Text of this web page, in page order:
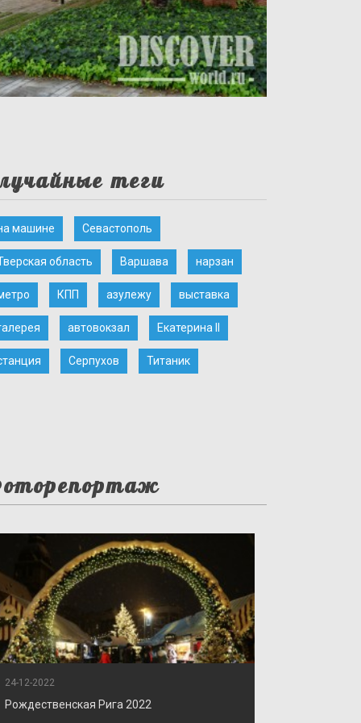
теги
машине Севастополь
область Варшава нарзан
КПП азулежу выставка
автовокзал Екатерина II
Серпухов Титаник
24-12-2022
Рождественская Рига 2022